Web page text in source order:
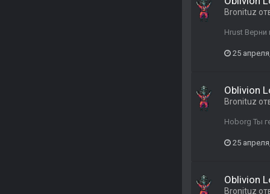
Bronituz
Hrust Верни
25
Oblivion
Bronituz
Hoborg Ты
25
Oblivion
Bronituz